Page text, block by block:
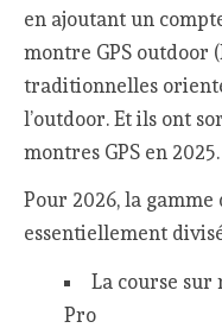
en ajoutant un
montre GPS outdoor
traditionnelles
l’outdoor. Et ils ont
montres GPS en 2025.
Pour 2026, la gamme
essentiellement
La course sur
Pro